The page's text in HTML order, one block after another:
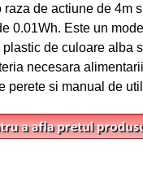
raza de actiune de 4m
0.01Wh. Este un
de culoare alba
necesara
perete si manual de